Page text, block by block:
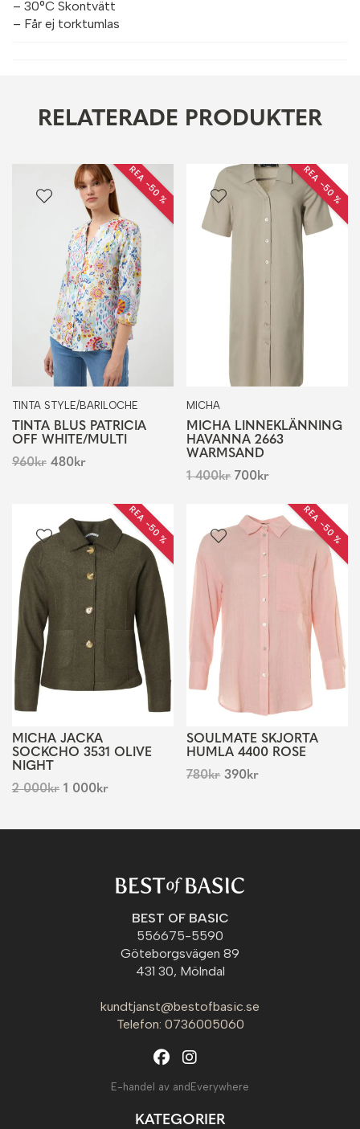
– 30°C Skontvätt
– Får ej torktumlas
RELATERADE PRODUKTER
REA −50 %
TINTA STYLE/BARILOCHE
TINTA BLUS PATRICIA
OFF WHITE/MULTI
960kr 480kr
REA −50 %
MICHA
MICHA LINNEKLÄNNING
HAVANNA 2663
WARMSAND
1 400kr 700kr
REA −50 %
MICHA JACKA
SOCKCHO 3531 OLIVE
NIGHT
2 000kr 1 000kr
REA −50 %
SOULMATE SKJORTA
HUMLA 4400 ROSE
780kr 390kr
BEST OF BASIC
556675-5590
Göteborgsvägen 89
431 30, Mölndal
kundtjanst@bestofbasic.se
Telefon: 0736005060
E-handel av andEverywhere
KATEGORIER